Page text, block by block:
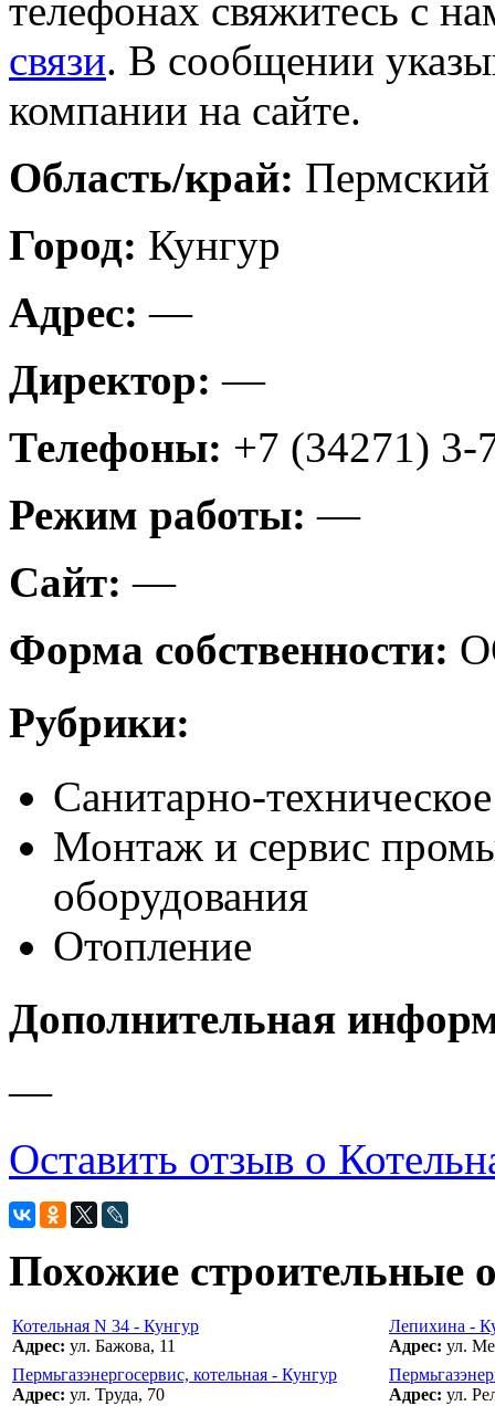
телефонах свяжитесь с
связи. В сообщении
компании на сайте.
Область/край:
Город: Кунгур
Адрес:—
Директор:—
Телефоны: +7 (34271) 3-
Режим работы:—
Сайт:—
Форма собственности:
Рубрики:
Санитарно-
Монтаж и сервис
оборудования
Отопление
Дополнительная
—
Оставить отзыв о
Похожие строительные
Котельная N 34 - Кунгур
Адрес: ул. Бажова, 11
Лепихина -
Адрес: ул.
Пермьгазэнергосервис, котельная - Кунгур
Адрес: ул. Труда, 70
Адрес: ул.